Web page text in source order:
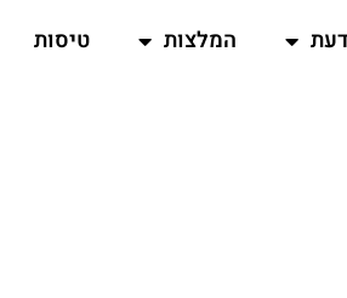
המלצות
טיסות